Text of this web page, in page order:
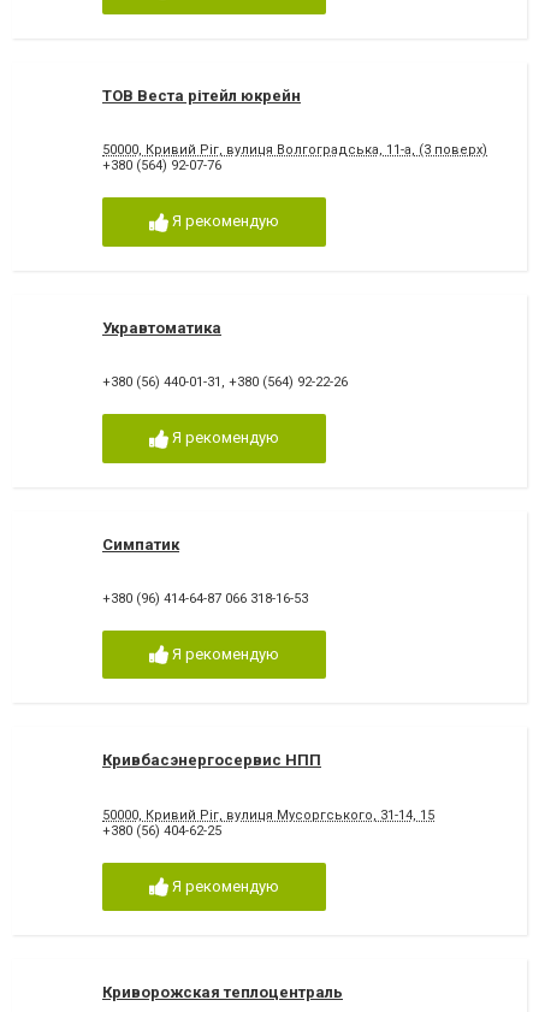
ТОВ Веста рітейл юкрейн
50000, Кривий Ріг, вулиця Волгоградська, 11-а, (3 поверх)
+380 (564) 92-07-76
Я рекомендую
Укравтоматика
+380 (56) 440-01-31 , +380 (564) 92-22-26
Я рекомендую
Симпатик
+380 (96) 414-64-87 066 318-16-53
Я рекомендую
Кривбасэнергосервис НПП
50000, Кривий Ріг, вулиця Мусоргського, 31-14, 15
+380 (56) 404-62-25
Я рекомендую
Криворожская теплоцентраль